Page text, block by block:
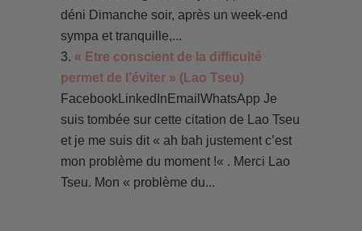
déni Dimanche soir, après un week-end
sympa et tranquille,...
« Etre conscient de la difficulté
permet de l’éviter » (Lao Tseu)
FacebookLinkedInEmailWhatsApp Je
suis tombée sur cette citation de Lao Tseu
et je me suis dit « ah bah justement c’est
mon problème du moment !« . Merci Lao
Tseu. Mon « problème du...